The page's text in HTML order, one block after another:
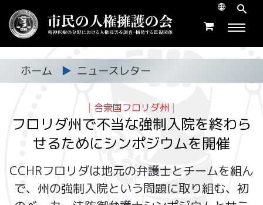
ホーム ▶ ニュースレター
| 合衆国フロリダ州 |
フロリダ州で不当な強制入院を終わら
せるためにシンポジウムを開催
CCHRフロリダは地元の弁護士とチームを組ん
で、州の強制入院という問題に取り組む、初